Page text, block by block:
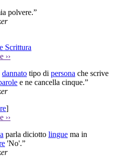
polvere.”
Scrittura
››
dannato tipo di persona che scrive
e ne cancella cinque.”
]
››
parla diciotto lingue ma in
'No'.”